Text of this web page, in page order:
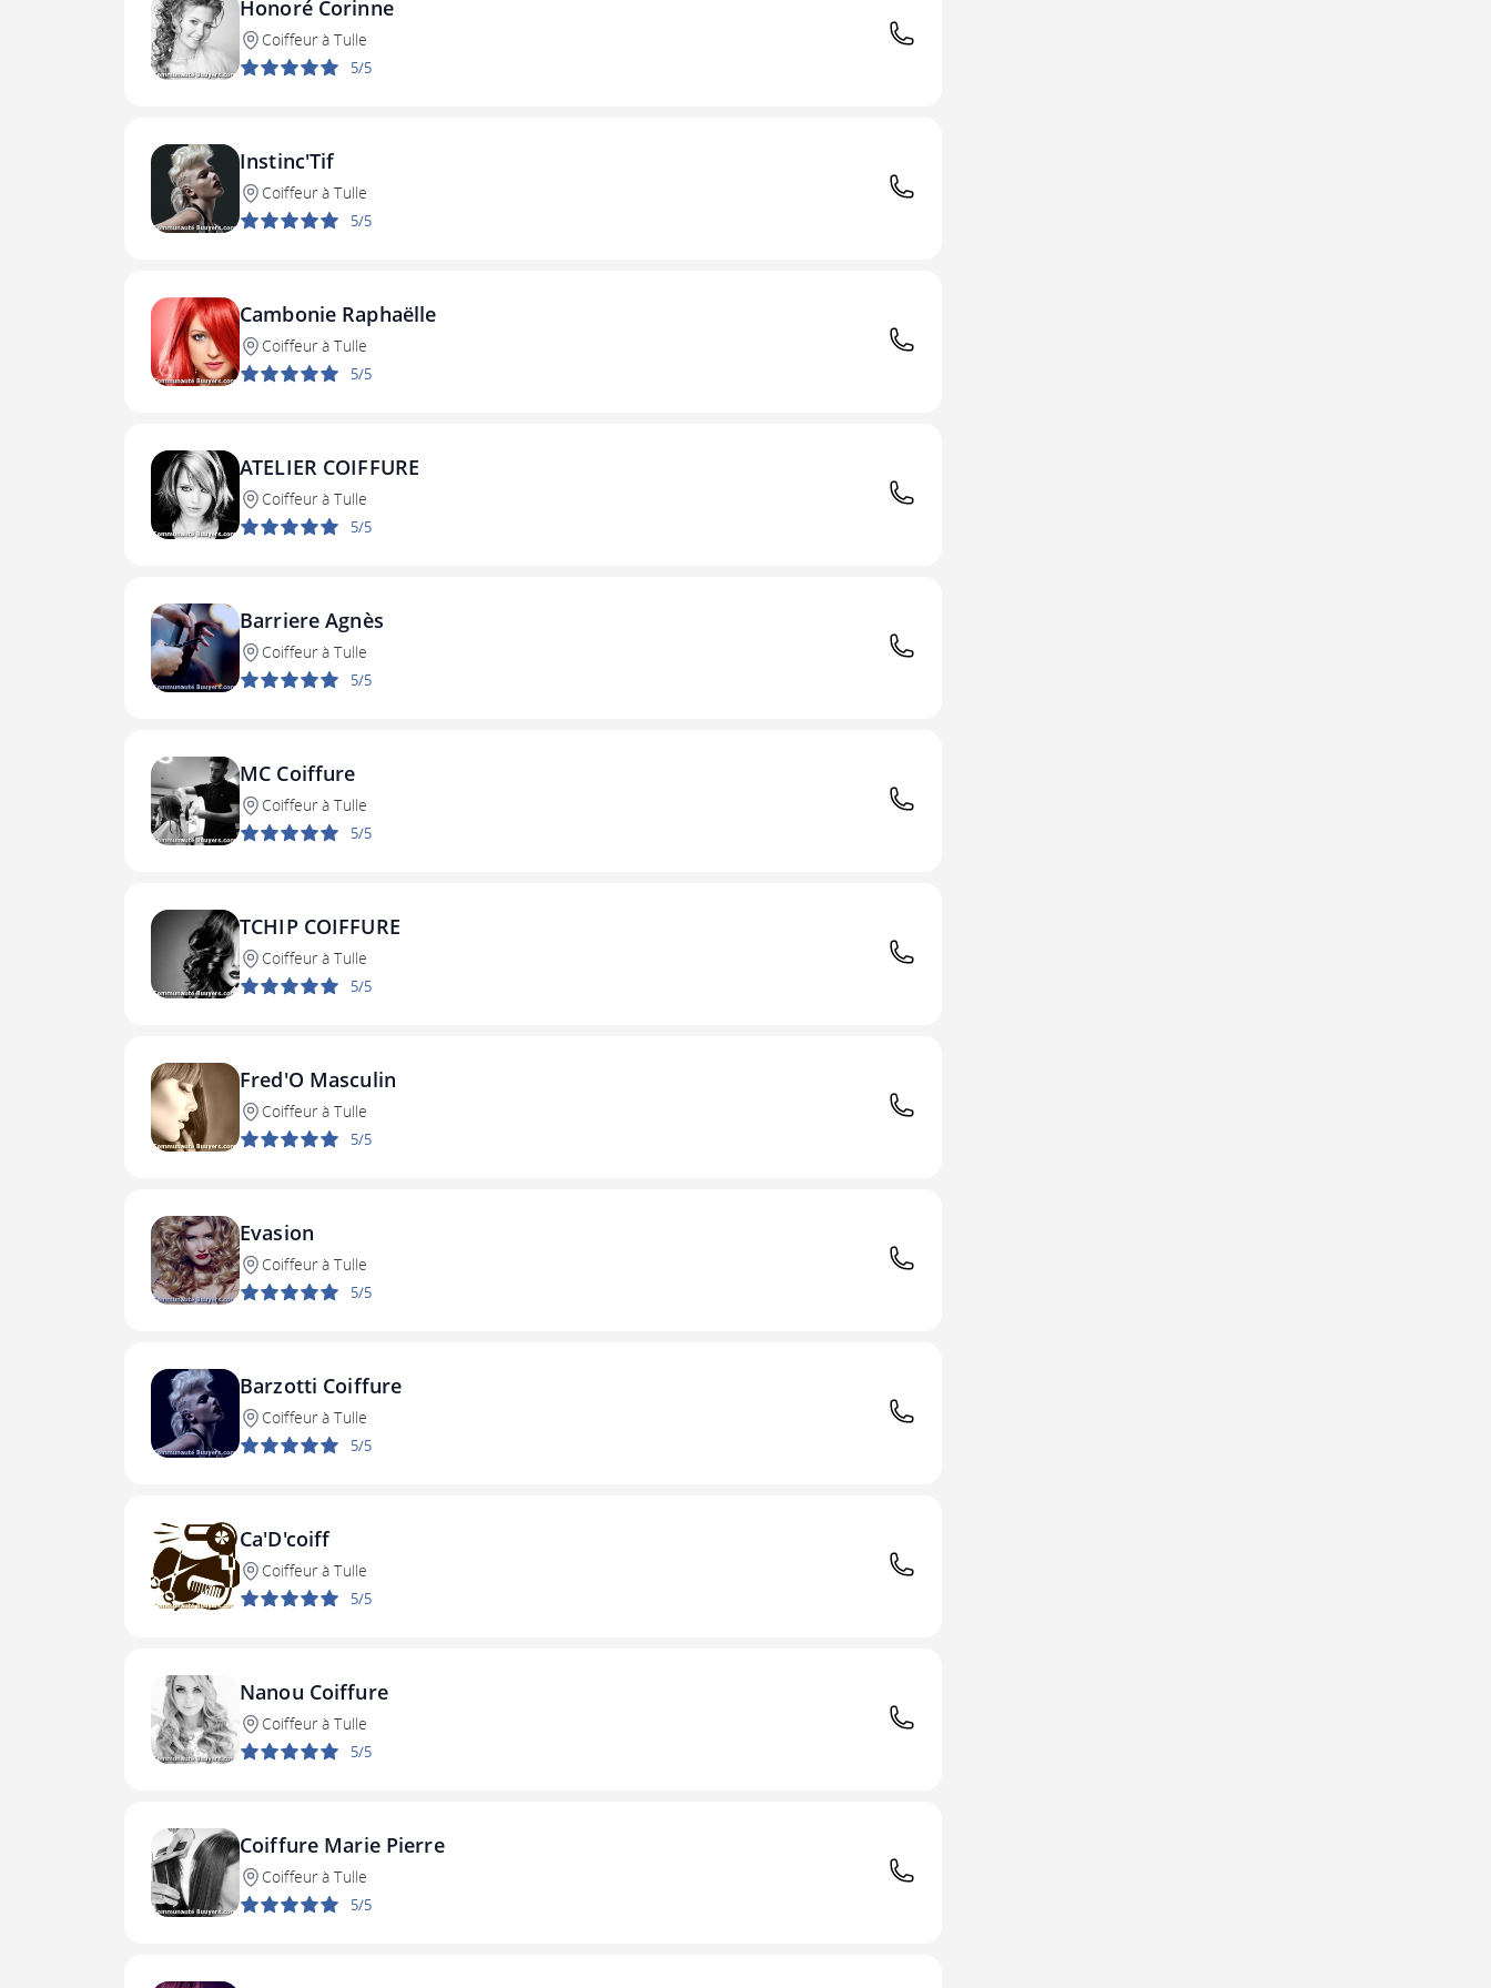
Honoré Corinne
Coiffeur à Tulle
5/5
Instinc'Tif
Coiffeur à Tulle
5/5
Cambonie Raphaëlle
Coiffeur à Tulle
5/5
ATELIER COIFFURE
Coiffeur à Tulle
5/5
Barriere Agnès
Coiffeur à Tulle
5/5
MC Coiffure
Coiffeur à Tulle
5/5
TCHIP COIFFURE
Coiffeur à Tulle
5/5
Fred'O Masculin
Coiffeur à Tulle
5/5
Evasion
Coiffeur à Tulle
5/5
Barzotti Coiffure
Coiffeur à Tulle
5/5
Ca'D'coiff
Coiffeur à Tulle
5/5
Nanou Coiffure
Coiffeur à Tulle
5/5
Coiffure Marie Pierre
Coiffeur à Tulle
5/5